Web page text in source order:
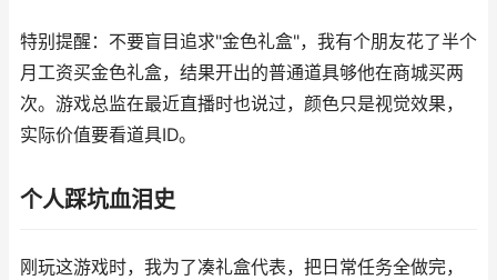
特别提醒：不要盲目追求"金色礼盒"，我有个朋友花了半个
月工资买金色礼盒，结果开出的普通道具够他在商城买两
次。游戏总监在最近直播时也说过，颜色只是视觉效果，
实际价值要看道具ID。
个人踩坑血泪史
刚玩这游戏时，我为了凑礼盒代表，把日常任务全做完，